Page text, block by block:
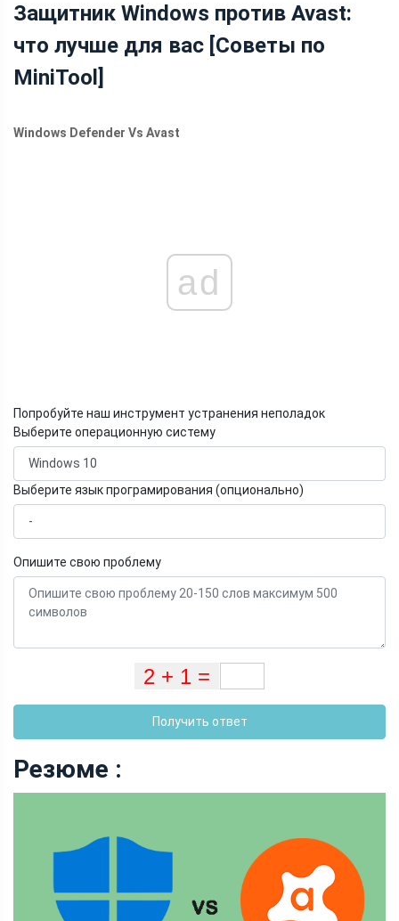
КОПИРОВАНИЮ
Защитник Windows против Avast:
что лучше для вас [Советы по
MiniTool]
Windows Defender Vs Avast
ad
Попробуйте наш инструмент устранения неполадок
Выберите операционную систему
Выберите язык програмирования (опционально)
Опишите свою проблему
Получить ответ
Резюме :